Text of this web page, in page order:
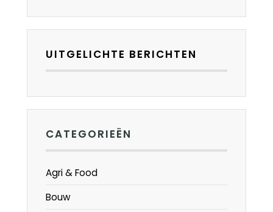
UITGELICHTE BERICHTEN
CATEGORIEËN
Agri & Food
Bouw